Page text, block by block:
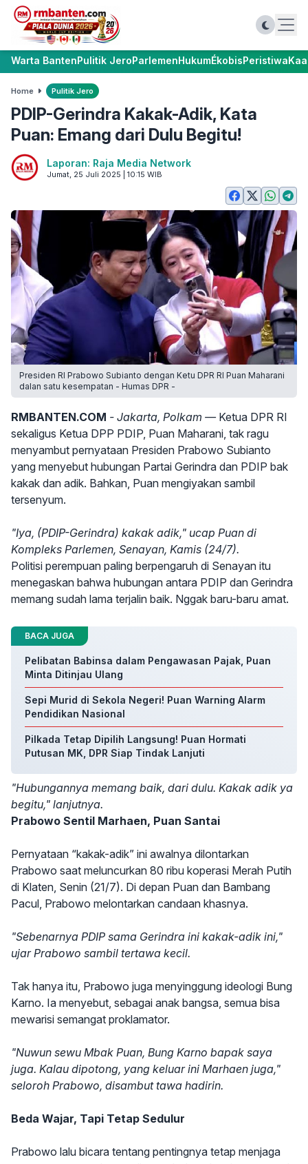
Warta BantenPulitik JeroParlemenHukumÉkobisPeristiwa
Home Pulitik Jero
PDIP-Gerindra Kakak-Adik, Kata
Puan: Emang dari Dulu Begitu!
Laporan: Raja Media Network
Jumat, 25 Juli 2025 | 10:15 WIB
Presiden RI Prabowo Subianto dengan Ketu DPR RI Puan Maharani
dalan satu kesempatan - Humas DPR -
RMBANTEN.COM - Jakarta, Polkam — Ketua DPR RI
sekaligus Ketua DPP PDIP, Puan Maharani, tak ragu
menyambut pernyataan Presiden Prabowo Subianto
yang menyebut hubungan Partai Gerindra dan PDIP bak
kakak dan adik. Bahkan, Puan mengiyakan sambil
tersenyum.
"Iya, (PDIP-Gerindra) kakak adik," ucap Puan di
Kompleks Parlemen, Senayan, Kamis (24/7).
Politisi perempuan paling berpengaruh di Senayan itu
menegaskan bahwa hubungan antara PDIP dan Gerindra
memang sudah lama terjalin baik. Nggak baru-baru amat.
BACA JUGA
Pelibatan Babinsa dalam Pengawasan Pajak, Puan
Minta Ditinjau Ulang
Sepi Murid di Sekola Negeri! Puan Warning Alarm
Pendidikan Nasional
Pilkada Tetap Dipilih Langsung! Puan Hormati
Putusan MK, DPR Siap Tindak Lanjuti
"Hubungannya memang baik, dari dulu. Kakak adik ya
begitu," lanjutnya.
Prabowo Sentil Marhaen, Puan Santai
Pernyataan “kakak-adik” ini awalnya dilontarkan
Prabowo saat meluncurkan 80 ribu koperasi Merah Putih
di Klaten, Senin (21/7). Di depan Puan dan Bambang
Pacul, Prabowo melontarkan candaan khasnya.
"Sebenarnya PDIP sama Gerindra ini kakak-adik ini,"
ujar Prabowo sambil tertawa kecil.
Tak hanya itu, Prabowo juga menyinggung ideologi Bung
Karno. Ia menyebut, sebagai anak bangsa, semua bisa
mewarisi semangat proklamator.
"Nuwun sewu Mbak Puan, Bung Karno bapak saya
juga. Kalau dipotong, yang keluar ini Marhaen juga,"
seloroh Prabowo, disambut tawa hadirin.
Beda Wajar, Tapi Tetap Sedulur
Prabowo lalu bicara tentang pentingnya tetap menjaga